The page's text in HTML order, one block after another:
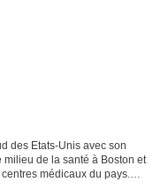
des Etats-Unis avec son
de la santé à Boston et
médicaux du pays.